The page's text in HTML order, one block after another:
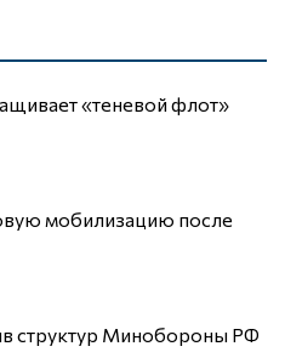
«теневой флот»
мобилизацию после
структур Минобороны РФ